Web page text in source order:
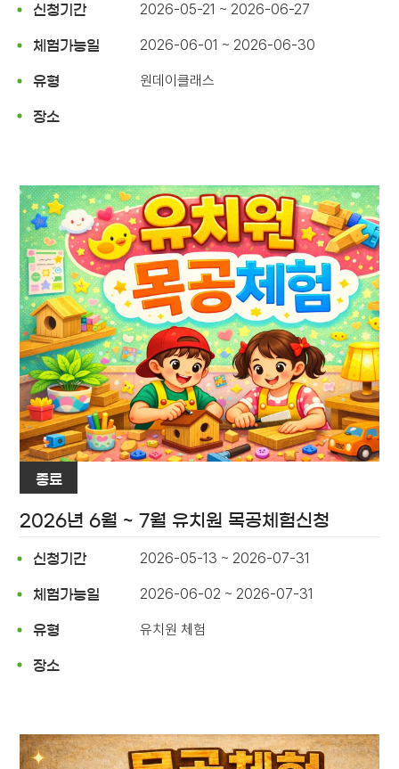
신청기간 2026-05-21 ~ 2026-06-27
체험가능일 2026-06-01 ~ 2026-06-30
유형 원데이클래스
장소
종료
2026년 6월 ~ 7월 유치원 목공체험신청
신청기간 2026-05-13 ~ 2026-07-31
체험가능일 2026-06-02 ~ 2026-07-31
유형 유치원 체험
장소